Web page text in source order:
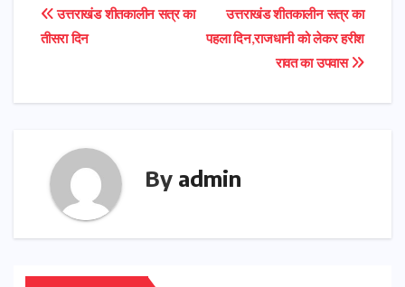
Post
navigation
उत्तराखंड शीतकालीन सत्र का
पहला दिन,राजधानी को लेकर हरीश
रावत का उपवास
उत्तराखंड शीतकालीन सत्र का
तीसरा दिन
By admin